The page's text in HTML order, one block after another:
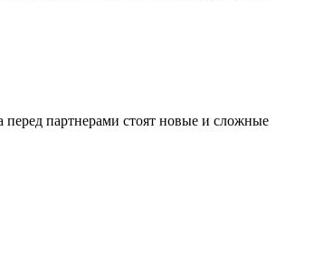
партнерами стоят новые и сложные